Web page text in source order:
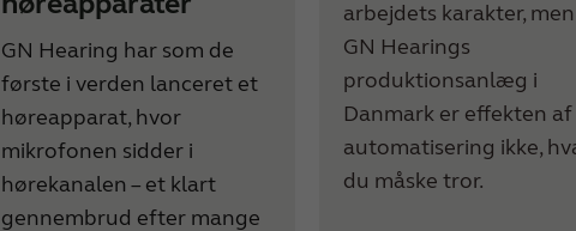
GN Hearing har som de
første i verden lanceret et
høreapparat, hvor
mikrofonen sidder i
hørekanalen – et klart
gennembrud efter mange
arbejdets karakter,
GN Hearings
produktionsanlæg i
Danmark er effekten af
automatisering ikke,
du måske tror.